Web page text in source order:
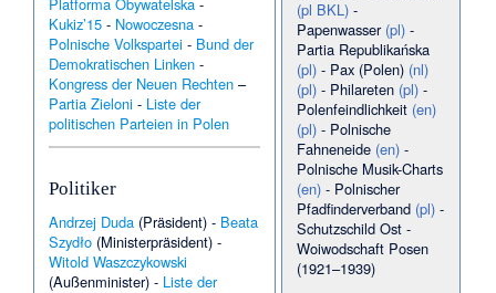
Kukiz’15 - Nowoczesna -
Polnische Volkspartei - Bund der
Demokratischen Linken -
Kongress der Neuen Rechten –
Partia Zieloni - Liste der
politischen Parteien in Polen
Politiker
Andrzej Duda (Präsident) - Beata
Szydło (Ministerpräsident) -
Witold Waszczykowski
(Außenminister) - Liste der
06.01. Eugeniusz Kozlowski
Johann Tscherning ·
Günthergrube· Karl Heinrich
von Eckartsberg·Podgórze
(Braniewo)·Sylvius Adolph
von Kittlitz und Ottendorf•
05.01.
Unabhängigkeitsmarsch·
Ziethenschloss·Gustav
Roeßler·Heinrich Ernst Carl
von Tschammer und Quaritz
·Jacek Karnowski
(Journalist)·Jakub Szyszko
Kaltes Krematorium·Michal
Dymek·Michał Karnowski
Palais Schaffgotsch in
Jannowitz·Paulinenhof
(pl BKL) -
Papenwasser (pl) -
Partia Republikańska
(pl) - Pax (Polen) (nl)
(pl) - Philareten (pl) -
Polenfeindlichkeit (en)
(pl) - Polnische
Fahneneide (en) -
Polnische Musik-Charts
(en) - Polnischer
Pfadfinderverband (pl) -
Schutzschild Ost -
Woiwodschaft Posen
(1921–1939)